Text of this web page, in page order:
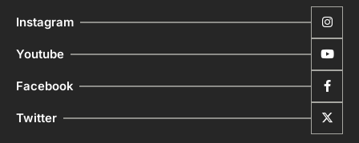
Instagram
Youtube
Facebook
Twitter